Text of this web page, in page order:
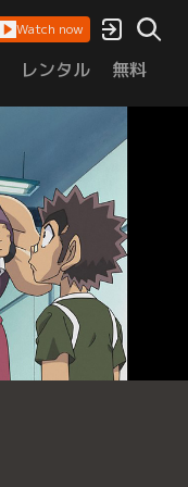
Watch now
レンタル 無料